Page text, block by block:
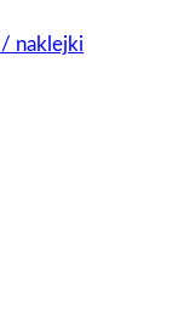
naklejki